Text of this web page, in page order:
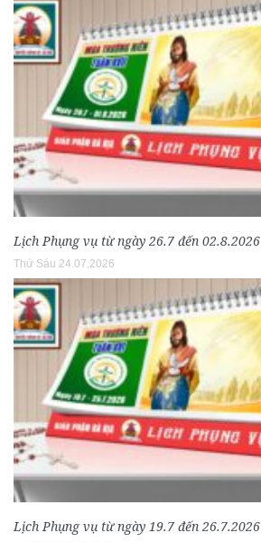
Lịch Phụng vụ từ ngày 26.7 đến 02.8.2026
Thứ Sáu 24.07.2026
Lịch Phụng vụ từ ngày 19.7 đến 26.7.2026